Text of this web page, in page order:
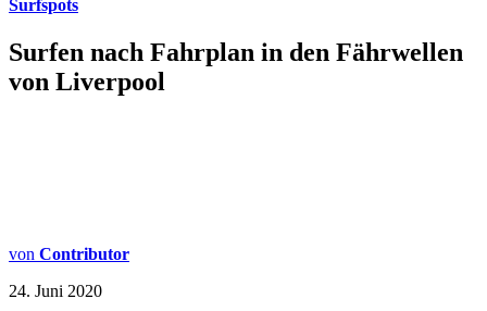
Surfspots
Surfen nach Fahrplan in den Fährwellen
von Liverpool
von Contributor
24. Juni 2020